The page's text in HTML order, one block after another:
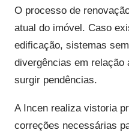
O processo de
atual do imóvel. Caso
edificação, sistemas
divergências em relação
surgir pendências.
A Incen realiza vistoria
correções necessárias